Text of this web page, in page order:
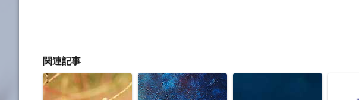
関連記事